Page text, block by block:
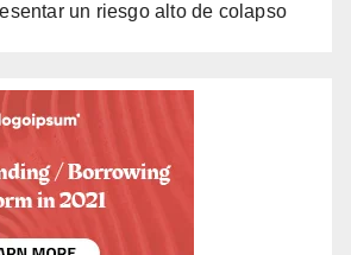
un riesgo alto de colapso